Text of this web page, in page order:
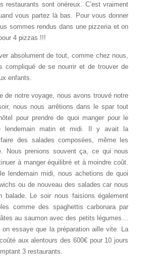
restaurants sont onéreux. C’est vraiment
vous partez là bas. Pour vous donner
sommes rendus dans une pizzeria et on
4 pizzas !!!
absolument de tout, comme chez nous,
compliqué de se nourrir et de trouver de
enfants.
de notre voyage, nous avons trouvé notre
nous nous arrêtions dans le spar tout
pour prendre de quoi manger pour le
lendemain matin et midi. Il y avait la
des salades composées, même les
Nous prenions souvent ça, ce qui nous
à manger équilibré et à moindre coût.
lendemain midi, nous achetions de quoi
ou de nouveau des salades car nous
balade. Le soir nous faisions également
comme des spaghettis carbonara par
au saumon avec des petits légumes…
essaye que la préparation aille vite. La
aux alentours des 600€ pour 10 jours
3 restaurants.